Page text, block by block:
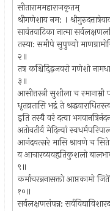
सीताराममहाराजकृतम्
श्रीगणेशाय नम: ।
सावंतवाटिका नात्मा
तस्या: समीपे सुपुण्यो
२॥
तत्र कश्चिद्द्विजवरो गणेशो
३॥
आसीत्तस्त्री सुशीला च रमानाम्नी
धृतव्रतासि भद्रं ते
इति तस्यै वरं दत्वा
अतोवतीर्य मेदिन्यां
आनंदवत्सरे मासि श्रावणे च
य आचारव्यवहृतिकुशलो
९॥
कर्माचरन्ननासक्तो आप्तकामो
१०॥
सर्वलक्षणसंपन्न: